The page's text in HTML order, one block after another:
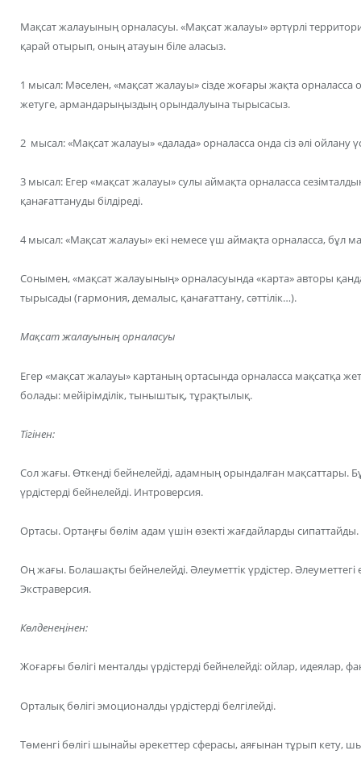
Мақсат жалауының орналасуы. «Мақсат жалауы» әртүрлі
қарай отырып, оның атауын біле аласыз.
1 мысал: Мәселен, «мақсат жалауы» сізде жоғары жақта орналасса
жетуге, армандарыңыздың орындалуына тырысасыз.
2 мысал: «Мақсат жалауы» «далада» орналасса онда сіз әлі ойлану
3 мысал: Егер «мақсат жалауы» сулы аймақта орналасса
қанағаттануды білдіреді.
4 мысал: «Мақсат жалауы» екі немесе үш аймақта орналасса, бұл
Сонымен, «мақсат жалауының» орналасуында «карта» авторы
тырысады (гармония, демалыс, қанағаттану, сәттілік…).
Мақсат жалауының орналасуы
Егер «мақсат жалауы» картаның ортасында орналасса мақсатқа
болады: мейірімділік, тыныштық, тұрақтылық.
Тігінен:
Сол жағы. Өткенді бейнелейді, адамның орындалған мақсаттары.
үрдістерді бейнелейді. Интроверсия.
Ортасы. Ортаңғы бөлім адам үшін өзекті жағдайларды
Оң жағы. Болашақты бейнелейді. Әлеуметтік үрдістер.
Экстраверсия.
Көлденеңінен:
Жоғарғы бөлігі менталды үрдістерді бейнелейді: ойлар, идеялар,
Орталық бөлігі эмоционалды үрдістерді белгілейді.
Төменгі бөлігі шынайы әрекеттер сферасы, аяғынан тұрып кету,